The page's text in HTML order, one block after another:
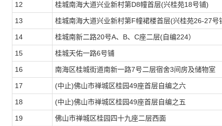
12 桂城南海大道兴业新村第D8幢首层(兴桂苑18号铺)
13 桂城南海大道兴业新村第F幢裙楼首层(兴桂苑26-27号
14 桂城南新二路20号A、B、C座二层(自编224）
15 桂城天佑一路6号铺
16 南海区桂城街道南新一路7号二层宿舍3间房及储物室
17 (中止)佛山市禅城区桂园49座首层自编之六
18 (中止)佛山市禅城区桂园49座首层自编之五
19 佛山市禅城区桂园四十九座二层西面